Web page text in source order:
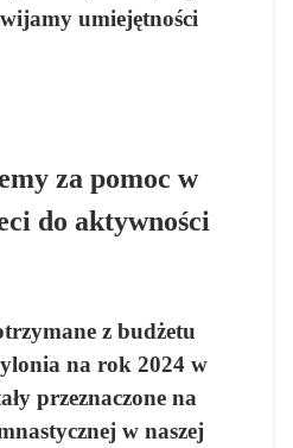
umiejętności
za pomoc w
do aktywności
z budżetu
na rok 2024 w
przeznaczone na
w naszej